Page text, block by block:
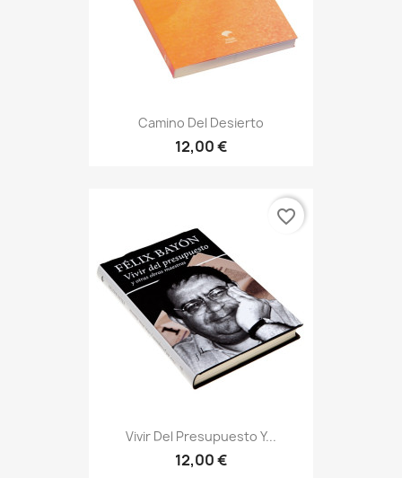
Camino Del Desierto
12,00 €
Vivir Del Presupuesto Y...
12,00 €
favorite_border